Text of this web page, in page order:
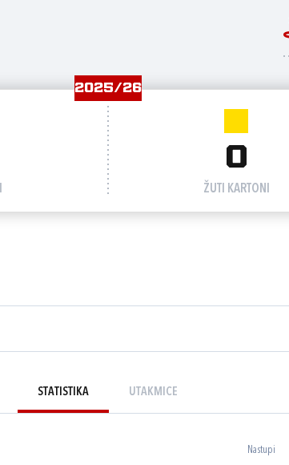
2025/26
0
ŽUTI KARTONI
STATISTIKA UTAKMICE
Nastupi